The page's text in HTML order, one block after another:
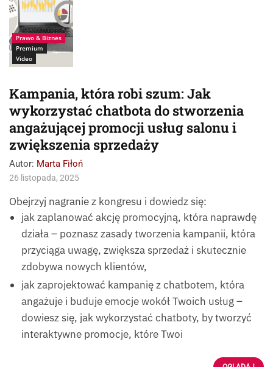
Prawo & Biznes
Premium
Video
Kampania, która robi szum: Jak
wykorzystać chatbota do stworzenia
angażującej promocji usług salonu i
zwiększenia sprzedaży
Autor: Marta Fiłoń
26 listopada, 2025
Obejrzyj nagranie z kongresu i dowiedz się:
jak zaplanować akcję promocyjną, która naprawdę
działa – poznasz zasady tworzenia kampanii, która
przyciąga uwagę, zwiększa sprzedaż i skutecznie
zdobywa nowych klientów,
jak zaprojektować kampanię z chatbotem, która
angażuje i buduje emocje wokół Twoich usług –
dowiesz się, jak wykorzystać chatboty, by tworzyć
interaktywne promocje, które Twoi